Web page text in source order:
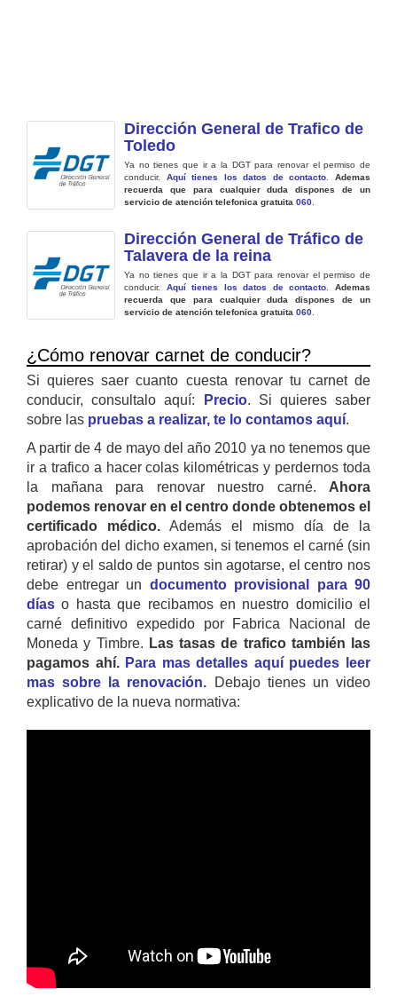
Dirección General de Trafico de
Toledo
Ya no tienes que ir a la DGT para renovar el permiso de
conducir. Aquí tienes los datos de contacto .Ademas
recuerda que para cualquier duda dispones de un
servicio de atención telefonica gratuita 060
Dirección General de Tráfico de
Talavera de la reina
Ya no tienes que ir a la DGT para renovar el permiso de
conducir. Aquí tienes los datos de contacto .Ademas
recuerda que para cualquier duda dispones de un
servicio de atención telefonica gratuita 060
¿Cómo renovar carnet de conducir?
Si quieres saer cuanto cuesta renovar tu carnet de
conducir, consultalo aquí:
Precio. Si quieres saber
sobre las pruebas a realizar, te lo contamos aquí.
A partir de 4 de mayo del año 2010 ya no tenemos que
ir a trafico a hacer colas kilométricas y perdernos toda
la mañana para renovar nuestro carné. Ahora
podemos renovar en el centro donde obtenemos el
certificado médico. Además el mismo día de la
aprobación del dicho examen, si tenemos el carné (sin
retirar) y el saldo de puntos sin agotarse, el centro nos
debe entregar un documento provisional para 90
días o hasta que recibamos en nuestro domicilio el
carné definitivo expedido por Fabrica Nacional de
Moneda y Timbre. Las tasas de trafico también las
pagamos ahí. Para mas detalles aquí puedes leer
mas sobre la renovación. Debajo tienes un video
explicativo de la nueva normativa: